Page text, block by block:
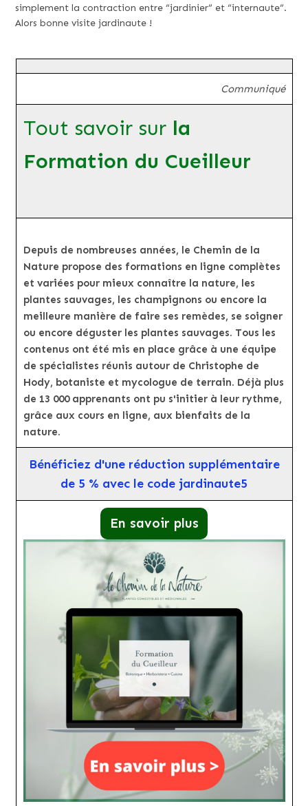
simplement la contraction entre “jardinier” et “internaute”.
Alors bonne visite jardinaute !
Communiqué
Tout savoir sur la
Formation du Cueilleur
Depuis de nombreuses années, le Chemin de la
Nature propose des formations en ligne complètes
et variées pour mieux connaître la nature, les
plantes sauvages, les champignons ou encore la
meilleure manière de faire ses remèdes, se soigner
ou encore déguster les plantes sauvages. Tous les
contenus ont été mis en place grâce à une équipe
de spécialistes réunis autour de Christophe de
Hody, botaniste et mycologue de terrain. Déjà plus
de 13 000 apprenants ont pu s'initier à leur rythme,
grâce aux cours en ligne, aux bienfaits de la
nature.
Bénéficiez d'une réduction supplémentaire
de 5 % avec le code jardinaute5
En savoir plus